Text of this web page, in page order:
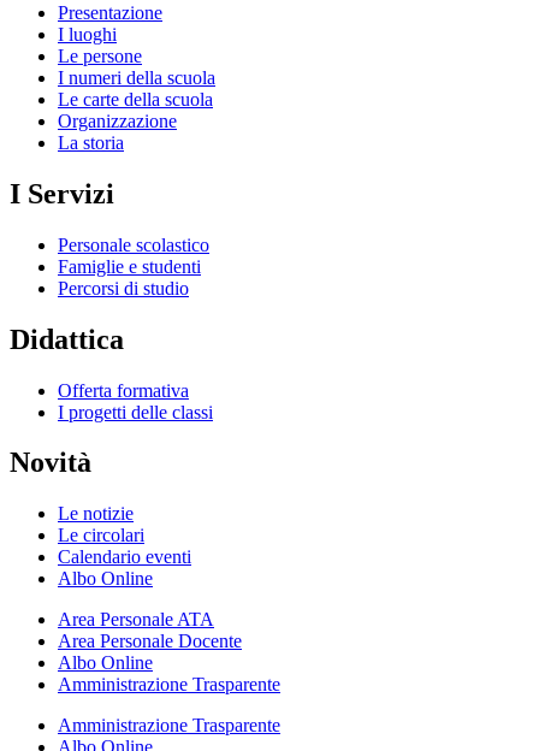
Presentazione
I luoghi
Le persone
I numeri della scuola
Le carte della scuola
Organizzazione
La storia
I Servizi
Personale scolastico
Famiglie e studenti
Percorsi di studio
Didattica
Offerta formativa
I progetti delle classi
Novità
Le notizie
Le circolari
Calendario eventi
Albo Online
Area Personale ATA
Area Personale Docente
Albo Online
Amministrazione Trasparente
Amministrazione Trasparente